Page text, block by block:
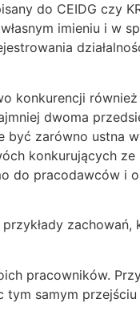
do CEIDG czy
imieniu i w
konkurencji
dwoma
być zarówno ustna
konkurujących ze
do pracodawców i
przykłady zachowań,
pracowników.
tym samym